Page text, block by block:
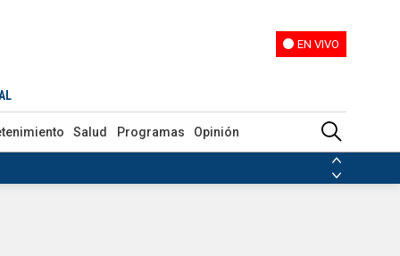
EN VIVO
Salud Programas Opinión
de dos horas
de las FARC